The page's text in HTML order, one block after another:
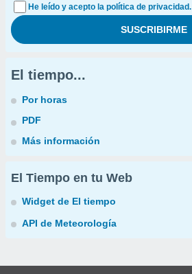
He leído y acepto la política de privacidad.
El tiempo...
Por horas
PDF
Más información
El Tiempo en tu Web
Widget de El tiempo
API de Meteorología